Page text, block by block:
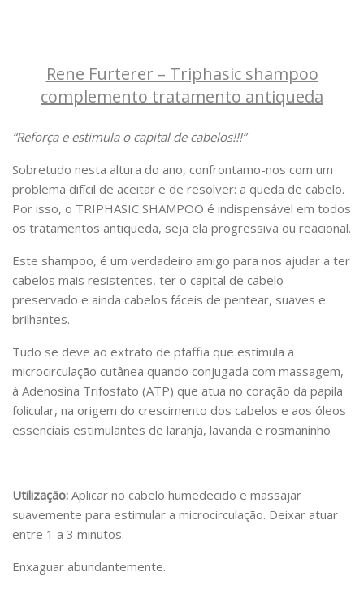
Rene Furterer – Triphasic shampoo
complemento tratamento antiqueda
“Reforça e estimula o capital de cabelos!!!”
Sobretudo nesta altura do ano, confrontamo-nos com um
problema difícil de aceitar e de resolver: a queda de cabelo.
Por isso, o TRIPHASIC SHAMPOO é indispensável em todos
os tratamentos antiqueda, seja ela progressiva ou reacional.
Este shampoo, é um verdadeiro amigo para nos ajudar a ter
cabelos mais resistentes, ter o capital de cabelo
preservado e ainda cabelos fáceis de pentear, suaves e
brilhantes.
Tudo se deve ao extrato de pfaffia que estimula a
microcirculação cutânea quando conjugada com massagem,
à Adenosina Trifosfato (ATP) que atua no coração da papila
folicular, na origem do crescimento dos cabelos e aos óleos
essenciais estimulantes de laranja, lavanda e rosmaninho
Utilização: Aplicar no cabelo humedecido e massajar
suavemente para estimular a microcirculação. Deixar atuar
entre 1 a 3 minutos.
Enxaguar abundantemente.